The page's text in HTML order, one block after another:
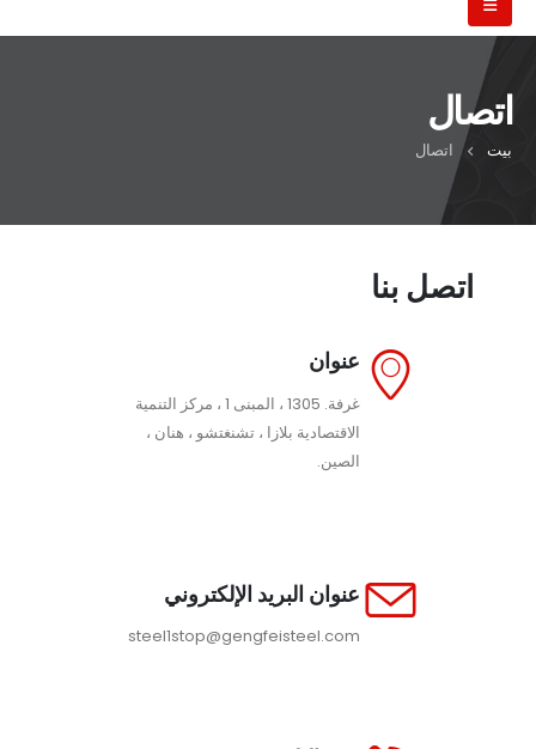
اتصال
بيت اتصال
اتصل بنا
عنوان
غرفة. 1305 ، المبنى 1 ، مركز التنمية
الاقتصادية بلازا ، تشنغتشو ، هنان ،
الصين.
عنوان البريد الإلكتروني
steel1stop@gengfeisteel.com